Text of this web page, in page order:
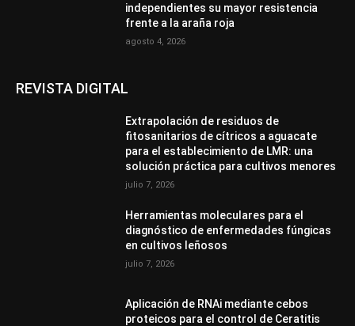
independientes su mayor resistencia
frente a la araña roja
agosto 4, 2026
REVISTA DIGITAL
Extrapolación de residuos de
fitosanitarios de cítricos a aguacate
para el establecimiento de LMR: una
solución práctica para cultivos menores
julio 7, 2026
Herramientas moleculares para el
diagnóstico de enfermedades fúngicas
en cultivos leñosos
julio 7, 2026
Aplicación de RNAi mediante cebos
proteicos para el control de Ceratitis